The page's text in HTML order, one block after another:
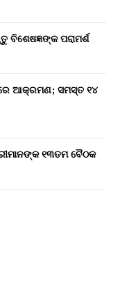
ବିଶେଷଜ୍ଞଙ୍କ ପରାମର୍ଶ
ଆକ୍ରମଣ; ସମସ୍ତ ୧୪
୧୩ତମ ବୈଠକ